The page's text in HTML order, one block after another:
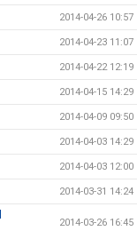
2014-04-26 10:57
2014-04-23 11:07
2014-04-22 12:19
2014-04-15 14:29
2014-04-09 09:50
2014-04-03 14:29
2014-04-03 12:00
2014-03-31 14:24
2014-03-26 16:45